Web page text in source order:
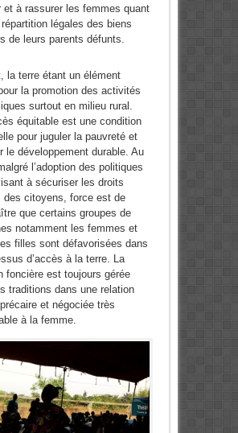
et à rassurer les femmes quant
légales des biens
de leurs parents défunts.
la terre étant un élément
la promotion des activités
surtout en milieu rural.
équitable est une condition
pour juguler la pauvreté et
le développement durable. Au
l’adoption des politiques
à sécuriser les droits
des citoyens, force est de
que certains groupes de
notamment les femmes et
filles sont défavorisées dans
d’accès à la terre. La
foncière est toujours gérée
traditions dans une relation
et négociée très
à la femme.